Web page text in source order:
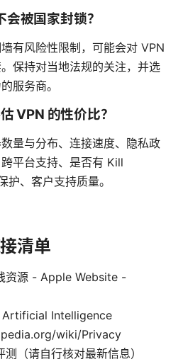
被国家封锁？
有风险性限制，可能会对 VPN
保持对当地法规的关注，并选
服务商。
VPN 的性价比？
量与分布、连接速度、隐私政
平台支持、是否有 Kill
、客户支持质量。
清单
资源 - Apple Website -
Artificial Intelligence
wiki/Privacy
（请自行核对最新信息）